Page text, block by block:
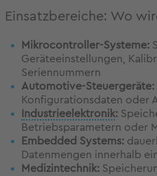
Einsatzbereiche: Wo
Mikrocontroller-Systeme:
Geräteeinstellungen,
Seriennummern
Automotive-Steuergeräte:
Konfigurationsdaten oder
Industrieelektronik:
Betriebsparametern oder
Embedded Systems:
Datenmengen innerhalb
Medizintechnik: